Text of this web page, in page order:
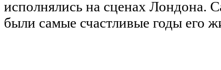
исполнялись на сценах Лондона.
были самые счастливые годы его